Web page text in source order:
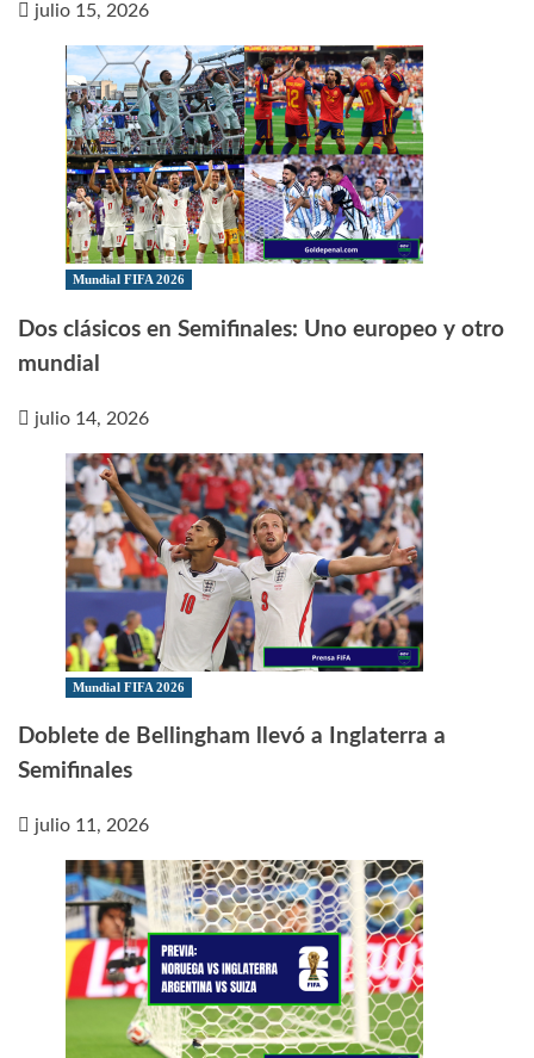
julio 15, 2026
Mundial FIFA 2026
Dos clásicos en Semifinales: Uno europeo y otro
mundial
julio 14, 2026
Mundial FIFA 2026
Doblete de Bellingham llevó a Inglaterra a
Semifinales
julio 11, 2026